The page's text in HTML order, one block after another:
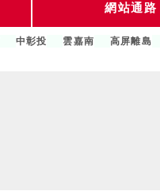
網站通路
中彰投 雲嘉南 高屏離島